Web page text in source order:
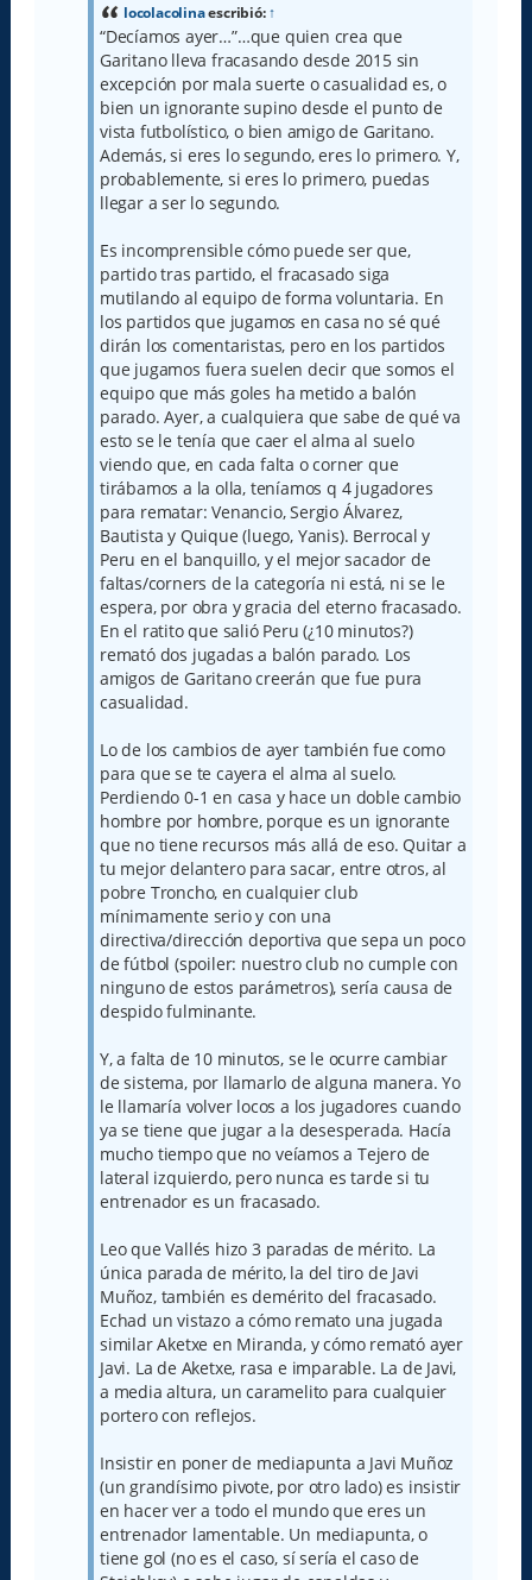
locolacolinaescribió:↑
“Decíamos ayer…”…que quien crea que
Garitano lleva fracasando desde 2015 sin
excepción por mala suerte o casualidad es, o
bien un ignorante supino desde el punto de
vista futbolístico, o bien amigo de Garitano.
Además, si eres lo segundo, eres lo primero. Y,
probablemente, si eres lo primero, puedas
llegar a ser lo segundo.
Es incomprensible cómo puede ser que,
partido tras partido, el fracasado siga
mutilando al equipo de forma voluntaria. En
los partidos que jugamos en casa no sé qué
dirán los comentaristas, pero en los partidos
que jugamos fuera suelen decir que somos el
equipo que más goles ha metido a balón
parado. Ayer, a cualquiera que sabe de qué va
esto se le tenía que caer el alma al suelo
viendo que, en cada falta o corner que
tirábamos a la olla, teníamos q 4 jugadores
para rematar: Venancio, Sergio Álvarez,
Bautista y Quique (luego, Yanis). Berrocal y
Peru en el banquillo, y el mejor sacador de
faltas/corners de la categoría ni está, ni se le
espera, por obra y gracia del eterno fracasado.
En el ratito que salió Peru (¿10 minutos?)
remató dos jugadas a balón parado. Los
amigos de Garitano creerán que fue pura
casualidad.
Lo de los cambios de ayer también fue como
para que se te cayera el alma al suelo.
Perdiendo 0-1 en casa y hace un doble cambio
hombre por hombre, porque es un ignorante
que no tiene recursos más allá de eso. Quitar a
tu mejor delantero para sacar, entre otros, al
pobre Troncho, en cualquier club
mínimamente serio y con una
directiva/dirección deportiva que sepa un poco
de fútbol (spoiler: nuestro club no cumple con
ninguno de estos parámetros), sería causa de
despido fulminante.
Y, a falta de 10 minutos, se le ocurre cambiar
de sistema, por llamarlo de alguna manera. Yo
le llamaría volver locos a los jugadores cuando
ya se tiene que jugar a la desesperada. Hacía
mucho tiempo que no veíamos a Tejero de
lateral izquierdo, pero nunca es tarde si tu
entrenador es un fracasado.
Leo que Vallés hizo 3 paradas de mérito. La
única parada de mérito, la del tiro de Javi
Muñoz, también es demérito del fracasado.
Echad un vistazo a cómo remato una jugada
similar Aketxe en Miranda, y cómo remató ayer
Javi. La de Aketxe, rasa e imparable. La de Javi,
a media altura, un caramelito para cualquier
portero con reflejos.
Insistir en poner de mediapunta a Javi Muñoz
(un grandísimo pivote, por otro lado) es insistir
en hacer ver a todo el mundo que eres un
entrenador lamentable. Un mediapunta, o
tiene gol (no es el caso, sí sería el caso de